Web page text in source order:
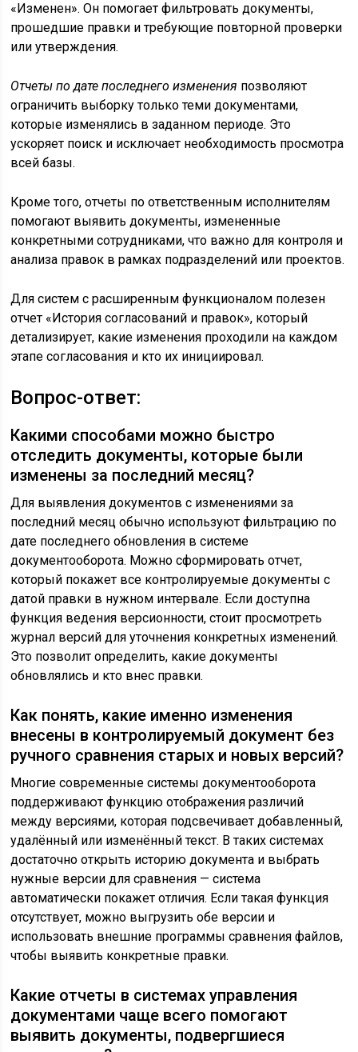
«Изменен». Он помогает фильтровать документы,
прошедшие правки и требующие повторной проверки
или утверждения.
Отчеты по дате последнего изменения позволяют
ограничить выборку только теми документами,
которые изменялись в заданном периоде. Это
ускоряет поиск и исключает необходимость просмотра
всей базы.
Кроме того, отчеты по ответственным исполнителям
помогают выявить документы, измененные
конкретными сотрудниками, что важно для контроля и
анализа правок в рамках подразделений или проектов.
Для систем с расширенным функционалом полезен
отчет «История согласований и правок», который
детализирует, какие изменения проходили на каждом
этапе согласования и кто их инициировал.
Вопрос-ответ:
Какими способами можно быстро
отследить документы, которые были
изменены за последний месяц?
Для выявления документов с изменениями за
последний месяц обычно используют фильтрацию по
дате последнего обновления в системе
документооборота. Можно сформировать отчет,
который покажет все контролируемые документы с
датой правки в нужном интервале. Если доступна
функция ведения версионности, стоит просмотреть
журнал версий для уточнения конкретных изменений.
Это позволит определить, какие документы
обновлялись и кто внес правки.
Как понять, какие именно изменения
внесены в контролируемый документ без
ручного сравнения старых и новых версий?
Многие современные системы документооборота
поддерживают функцию отображения различий
между версиями, которая подсвечивает добавленный,
удалённый или изменённый текст. В таких системах
достаточно открыть историю документа и выбрать
нужные версии для сравнения — система
автоматически покажет отличия. Если такая функция
отсутствует, можно выгрузить обе версии и
использовать внешние программы сравнения файлов,
чтобы выявить конкретные правки.
Какие отчеты в системах управления
документами чаще всего помогают
выявить документы, подвергшиеся